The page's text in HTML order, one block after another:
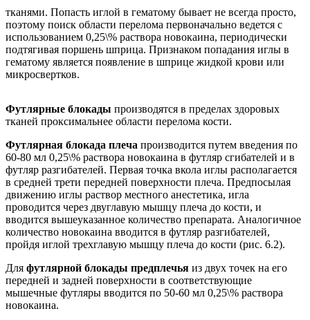
тканями. Попасть иглой в гематому бывает не всегда просто,
поэтому поиск области перелома первоначально ведется с
использованием 0,25\% раствора новокаина, периодически
подтягивая поршень шприца. Признаком попадания иглы в
гематому является появление в шприце жидкой крови или
микросвертков.
Футлярные блокады производятся в пределах здоровых
тканей проксимальнее области перелома кости.
Футлярная блокада плеча производится путем введения по
60-80 мл 0,25\% раствора новокаина в футляр сгибателей и в
футляр разгибателей. Первая точка вкола иглы располагается
в средней трети передней поверхности плеча. Предпосылая
движению иглы раствор местного анестетика, игла
проводится через двуглавую мышцу плеча до кости, и
вводится вышеуказанное количество препарата. Аналогичное
количество новокаина вводится в футляр разгибателей,
пройдя иглой трехглавую мышцу плеча до кости (рис. 6.2).
Для футлярной блокады предплечья из двух точек на его
передней и задней поверхности в соответствующие
мышечные футляры вводится по 50-60 мл 0,25\% раствора
новокаина.